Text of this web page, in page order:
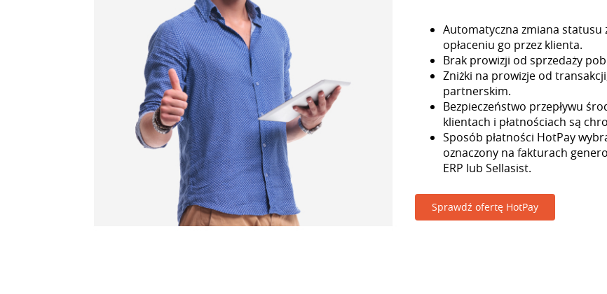
Automatyczna zmiana statusu
opłaceniu go przez klienta.
Brak prowizji od sprzedaży
Zniżki na prowizje od
partnerskim.
Bezpieczeństwo przepływu
klientach i płatnościach są
Sposób płatności HotPay
oznaczony na fakturach
ERP lub Sellasist.
Sprawdź ofertę HotPay